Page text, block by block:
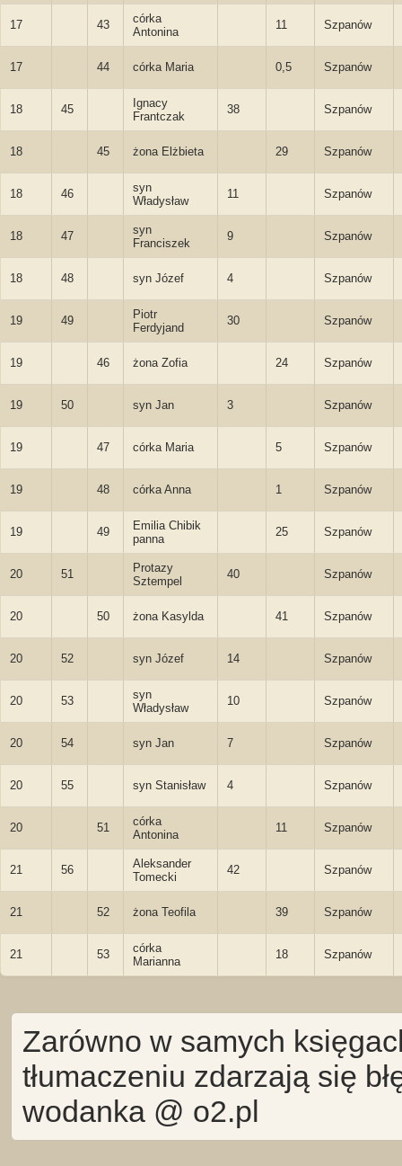
17 43
córka
Antonina
11 Szpanów
17 44 córka Maria 0,5 Szpanów
18 45
Ignacy
Frantczak
38 Szpanów
18 45 żona Elżbieta 29 Szpanów
18 46
syn
Władysław
11 Szpanów
18 47
syn
Franciszek
9 Szpanów
18 48 syn Józef 4 Szpanów
19 49
Piotr
Ferdyjand
30 Szpanów
19 46 żona Zofia 24 Szpanów
19 50 syn Jan 3 Szpanów
19 47 córka Maria 5 Szpanów
19 48 córka Anna 1 Szpanów
19 49
Emilia Chibik
panna
25 Szpanów
20 51
Protazy
Sztempel
40 Szpanów
20 50 żona Kasylda 41 Szpanów
20 52 syn Józef 14 Szpanów
20 53
syn
Władysław
10 Szpanów
20 54 syn Jan 7 Szpanów
20 55 syn Stanisław 4 Szpanów
20 51
córka
Antonina
11 Szpanów
21 56
Aleksander
Tomecki
42 Szpanów
21 52 żona Teofila 39 Szpanów
21 53
córka
Marianna
18 Szpanów
Zarówno w samych
tłumaczeniu zdarzają się
wodanka @ o2.pl